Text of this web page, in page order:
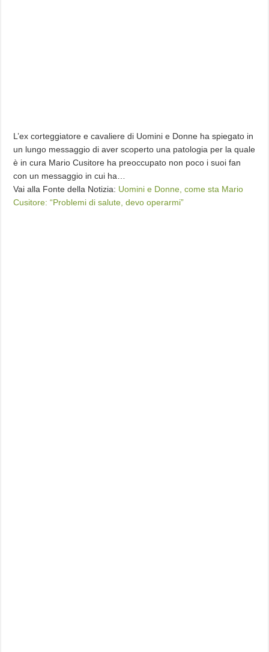
L’ex corteggiatore e cavaliere di Uomini e Donne ha spiegato in
un lungo messaggio di aver scoperto una patologia per la quale
è in cura Mario Cusitore ha preoccupato non poco i suoi fan
con un messaggio in cui ha…
Vai alla Fonte della Notizia: Uomini e Donne, come sta Mario
Cusitore: “Problemi di salute, devo operarmi”